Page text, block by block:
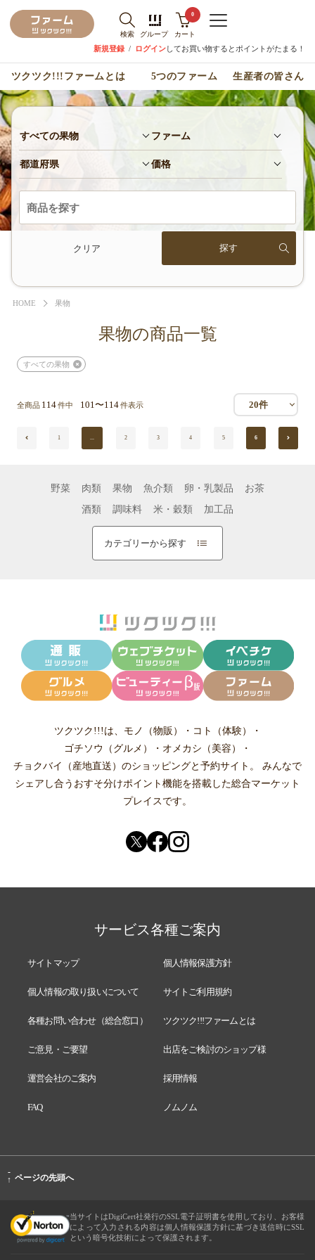
検索 グループ
0
カート
新規登録 / ログインしてお買い物するとポイントがたまる！
ツクツク!!!ファームとは 5つのファーム 生産者の皆さん
すべての果物 ファーム
都道府県 価格
クリア
HOME 果物
果物の商品一覧
すべての果物
全商品 114件中 101〜114件表示 20件
1 ... 2 3 4 5 6
野菜 肉類 果物 魚介類 卵・乳製品
お茶
酒類
調味料 米・穀類 加工品
カテゴリーから探す
ツクツク!!!は、 モノ（物販） ・ コト（体験）
・
ゴチソウ（グルメ）
・ オメカシ（美容）
・
チョクバイ（産地直送） のショッピングと予約サイト。
みんなで
シェアし合う おすそ分けポイント機能を搭載した総合マーケット
プレイスです。
サービス各種ご案内
サイトマップ 個人情報保護方針
個人情報の取り扱いについて サイトご利用規約
各種お問い合わせ（総合窓口） ツクツク!!!ファームとは
ご意見・ご要望 出店をご検討のショップ様
運営会社のご案内 採用情報
FAQ ノムノム
-
↑ ページの先頭へ
当サイトはDigiCert社発行のSSL電子証明書を使用しており、お客様
によって入力される内容は個人情報保護方針に基づき送信時にSSL
という暗号化技術によって保護されます。